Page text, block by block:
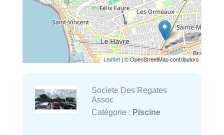
Leaflet| © OpenStreetMap contributors
Societe Des Regates
Assoc
Catégorie : Piscine